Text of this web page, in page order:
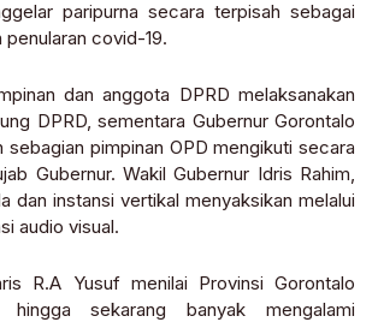
paripurna secara terpisah sebagai
covid-19.
dan anggota DPRD melaksanakan
DPRD, sementara Gubernur Gorontalo
sebagian pimpinan OPD mengikuti secara
Gubernur. Wakil Gubernur Idris Rahim,
dan instansi vertikal menyaksikan melalui
audio visual.
R.A Yusuf menilai Provinsi Gorontalo
sekarang banyak mengalami